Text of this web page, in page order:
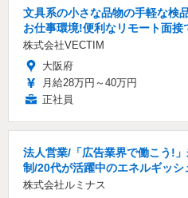
文具系の小さな品物の手軽な検
お仕事環境!便利なリモート面接
株式会社VECTIM
大阪府
月給28万円～40万円
正社員
法人営業/「広告業界で働こう!
制/20代が活躍中のエネルギッ
株式会社ルミナス